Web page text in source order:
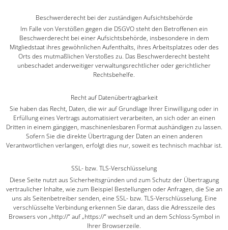
Beschwerde­recht bei der zuständigen Aufsichts­behörde
Im Falle von Verstößen gegen die DSGVO steht den Betroffenen ein
Beschwerderecht bei einer Aufsichtsbehörde, insbesondere in dem
Mitgliedstaat ihres gewöhnlichen Aufenthalts, ihres Arbeitsplatzes oder des
Orts des mutmaßlichen Verstoßes zu. Das Beschwerderecht besteht
unbeschadet anderweitiger verwaltungsrechtlicher oder gerichtlicher
Rechtsbehelfe.
Recht auf Daten­übertrag­barkeit
Sie haben das Recht, Daten, die wir auf Grundlage Ihrer Einwilligung oder in
Erfüllung eines Vertrags automatisiert verarbeiten, an sich oder an einen
Dritten in einem gängigen, maschinenlesbaren Format aushändigen zu lassen.
Sofern Sie die direkte Übertragung der Daten an einen anderen
Verantwortlichen verlangen, erfolgt dies nur, soweit es technisch machbar ist.
SSL- bzw. TLS-Verschlüsselung
Diese Seite nutzt aus Sicherheitsgründen und zum Schutz der Übertragung
vertraulicher Inhalte, wie zum Beispiel Bestellungen oder Anfragen, die Sie an
uns als Seitenbetreiber senden, eine SSL- bzw. TLS-Verschlüsselung. Eine
verschlüsselte Verbindung erkennen Sie daran, dass die Adresszeile des
Browsers von „http://“ auf „https://“ wechselt und an dem Schloss-Symbol in
Ihrer Browserzeile.